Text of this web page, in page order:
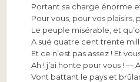
Portant sa charge énorme
Pour vous, pour vos plaisirs,
Le peuple misérable, et
A sué quatre cent trente
Et ce n’est pas assez ! Et
Ah ! j’ai honte pour vous ! —
Vont battant le pays et